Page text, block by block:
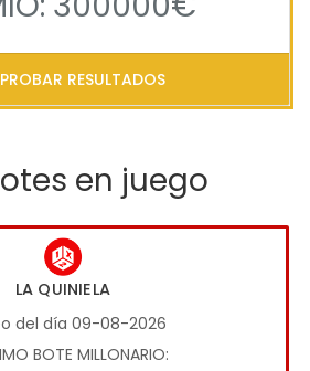
RESULTADOS
en juego
LA QUINIELA
del día 09-08-2026
BOTE MILLONARIO: